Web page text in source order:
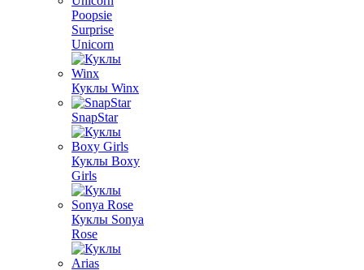
Poopsie
Surprise
Unicorn
Куклы Winx
SnapStar
Куклы Boxy
Girls
Куклы Sonya
Rose